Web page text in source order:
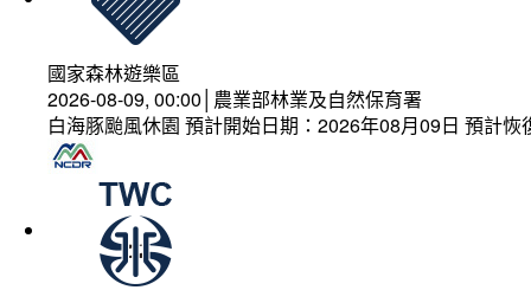
國家森林遊樂區
2026-08-09, 00:00│農業部林業及自然保育署
白海豚颱風休園 預計開始日期：2026年08月09日 預計